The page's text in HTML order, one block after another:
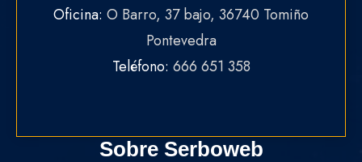
Sobre Serboweb
Oficina: O Barro, 37 bajo, 36740 Tomiño
Pontevedra
Teléfono: 666 651 358